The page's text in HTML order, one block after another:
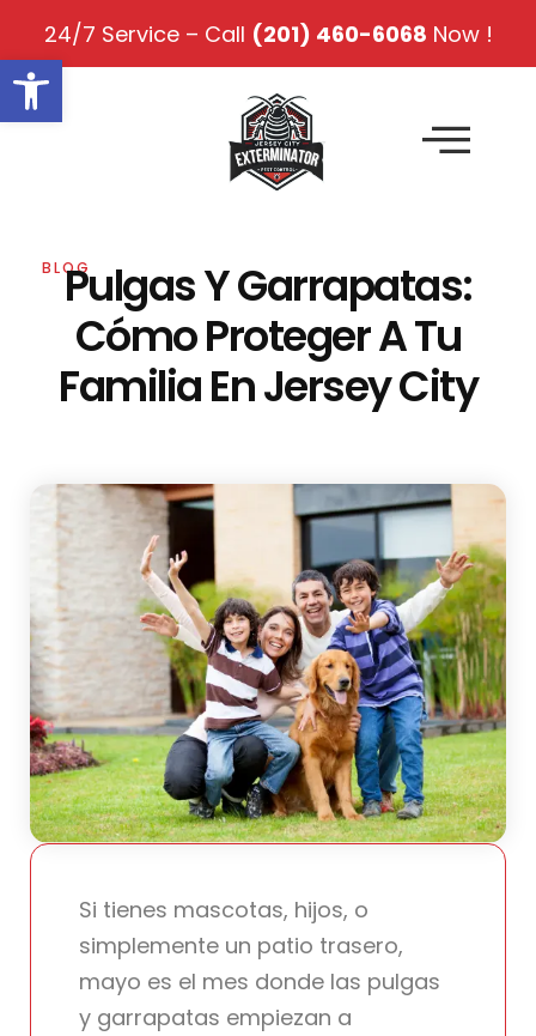
Open toolbar
24/7 Service – Call (201) 460-6068 Now !
BLOGPulgas Y Garrapatas:
Cómo Proteger A Tu
Familia En Jersey City
Si tienes mascotas, hijos, o
simplemente un patio trasero,
mayo es el mes donde las pulgas
y garrapatas empiezan a